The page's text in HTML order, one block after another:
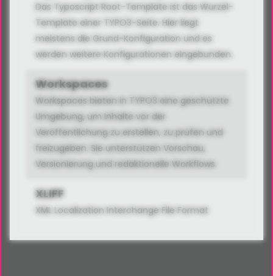
Das Typoscript Root-Template ist das Wurzel-
Template einer TYPO3-Seite. Hier liegt
meistens die Grund-Konfiguration und es
werden weitere Konfigurationen eingebunden.
Workspaces
Workspaces bieten in TYPO3 eine geschützte
Umgebung, um Inhalte vor der
Veröffentlichung zu erstellen, zu prüfen und
freizugeben. Sie unterstützen Vorschau,
Versionierung und redaktionelle Workflows.
XLIFF
XML Localization Interchange File Format